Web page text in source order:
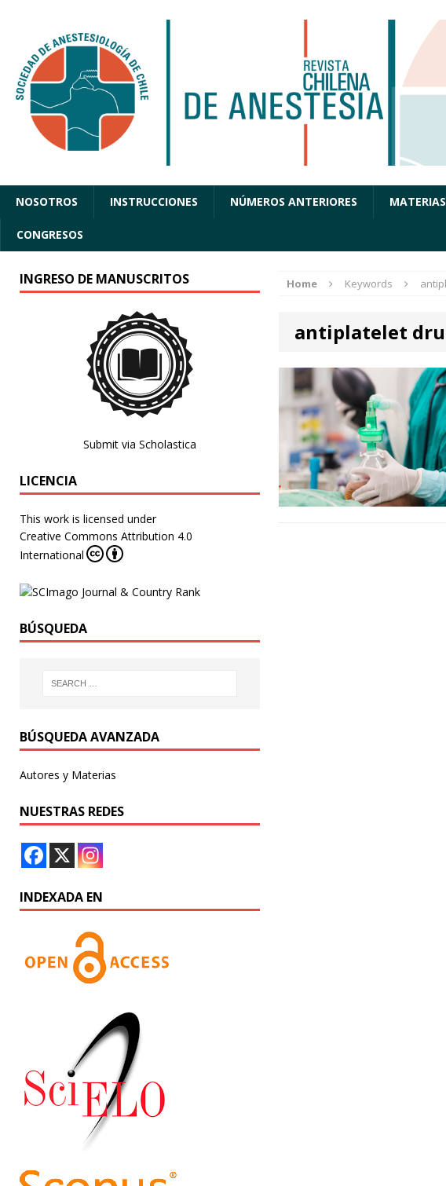
NOSOTROS INSTRUCCIONES NÚMEROS ANTERIORES MATERIAS
CONGRESOS
Home Keywords
antiplatelet
INGRESO DE MANUSCRITOS
Submit via Scholastica
LICENCIA
This work is licensed under
Creative Commons Attribution 4.0
International
BÚSQUEDA
BÚSQUEDA AVANZADA
Autores y Materias
NUESTRAS REDES
INDEXADA EN